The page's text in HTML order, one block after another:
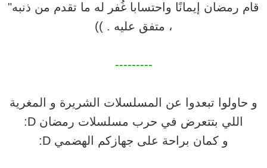
قام رمضان إيمانًا واحتسابا غُفر له ما تقدم من ذنبه"
، متفق عليه . ))
---------
و حاولوا تبعدوا عن المسلسلات الشريرة و المغرية
اللي بتتعرض في حرب مسلسلات رمضان D:
و كمان براحة على جهازكم الهضمي D: